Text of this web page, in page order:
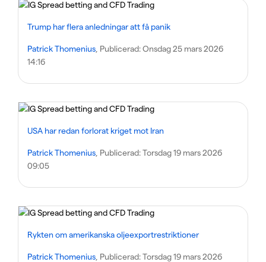
Trump har flera anledningar att få panik
Patrick Thomenius , Publicerad:Onsdag 25 mars 2026
14:16
USA har redan forlorat kriget mot Iran
Patrick Thomenius , Publicerad:Torsdag 19 mars 2026
09:05
Rykten om amerikanska oljeexportrestriktioner
Patrick Thomenius , Publicerad:Torsdag 19 mars 2026